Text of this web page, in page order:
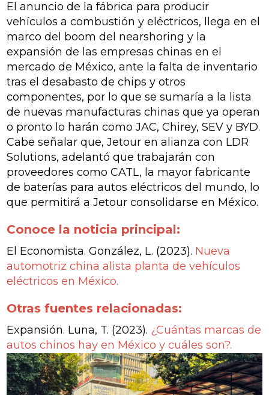
El anuncio de la fábrica para producir
vehículos a combustión y eléctricos, llega en el
marco del boom del nearshoring y la
expansión de las empresas chinas en el
mercado de México, ante la falta de inventario
tras el desabasto de chips y otros
componentes, por lo que se sumaría a la lista
de nuevas manufacturas chinas que ya operan
o pronto lo harán como JAC, Chirey, SEV y BYD.
Cabe señalar que, Jetour en alianza con LDR
Solutions, adelantó que trabajarán con
proveedores como CATL, la mayor fabricante
de baterías para autos eléctricos del mundo, lo
que permitirá a Jetour consolidarse en México.
Conoce la noticia principal:
El Economista. González, L. (2023). Nueva
automotriz china alista planta de vehículos
eléctricos en México.
Otras fuentes relacionadas:
Expansión. Luna, T. (2023). ¿Cuántas marcas de
autos chinos hay en México y cuáles son?.